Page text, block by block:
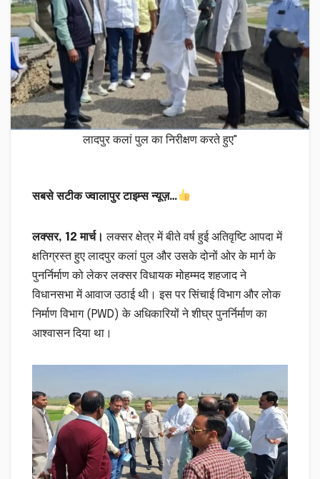
लादपुर कलां पुल का निरीक्षण करते हुए"
सबसे सटीक ज्वालापुर टाइम्स न्यूज़…
लक्सर, 12 मार्च। लक्सर क्षेत्र में बीते वर्ष हुई अतिवृष्टि आपदा में
क्षतिग्रस्त हुए लादपुर कलां पुल और उसके दोनों ओर के मार्ग के
पुनर्निर्माण को लेकर लक्सर विधायक मोहम्मद शहजाद ने
विधानसभा में आवाज उठाई थी। इस पर सिंचाई विभाग और लोक
निर्माण विभाग (PWD) के अधिकारियों ने शीघ्र पुनर्निर्माण का
आश्वासन दिया था।